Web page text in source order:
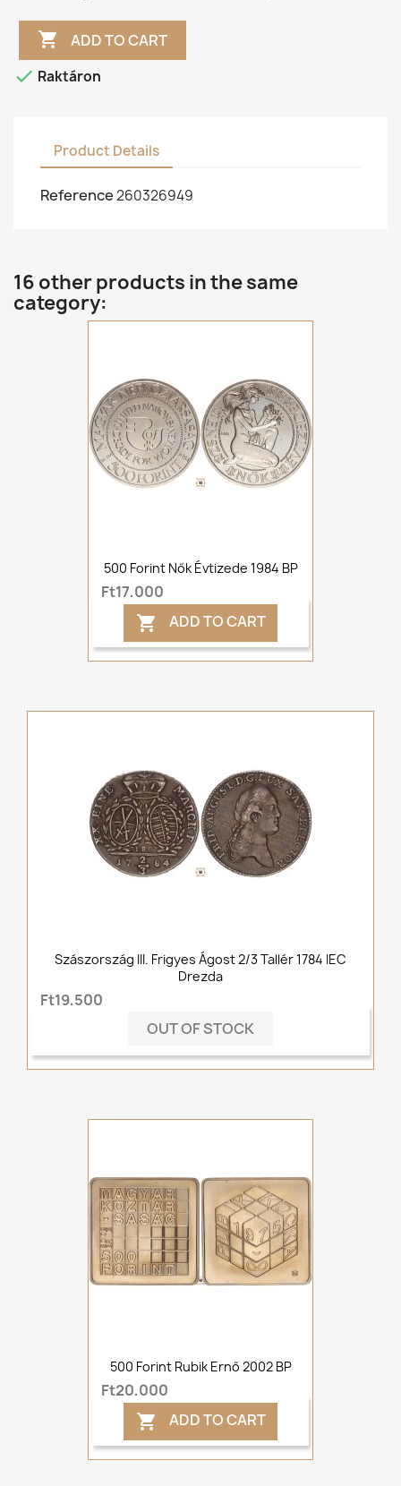
 ADD TO CART
 Raktáron
Product Details
Reference260326949
16 other products in the same
category:
500 Forint Nők Évtizede 1984 BP
Ft17,000
 ADD TO CART
Szászország III. Frigyes Ágost 2/3 Tallér 1784 IEC
Drezda
Ft19,500
OUT OF STOCK
500 Forint Rubik Ernő 2002 BP
Ft20,000
 ADD TO CART